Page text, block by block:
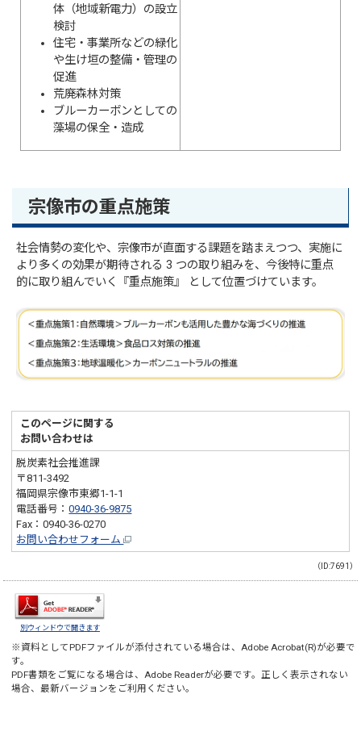
体（地域新電力）の設立
検討
住宅・事業所などの緑化
や生け垣の整備・管理の
促進
荒廃森林対策
ブルーカーボンとしての
藻場の保全・造成
宗像市の重点施策
社会情勢の変化や、宗像市が直面する課題を踏まえつつ、実施に
より多くの効果が期待される 3 つの取り組みを、今後特に重点
的に取り組んでいく『重点施策』 として位置づけています。
このページに関する
お問い合わせは
脱炭素社会推進課
〒811-3492
福岡県宗像市東郷1-1-1
電話番号：0940-36-9875
Fax：0940-36-0270
お問い合わせフォーム
（ID:7691）
別ウィンドウで開きます
※資料としてPDFファイルが添付されている場合は、Adobe Acrobat(R)が必要で
す。
PDF書類をご覧になる場合は、Adobe Readerが必要です。正しく表示されない
場合、最新バージョンをご利用ください。